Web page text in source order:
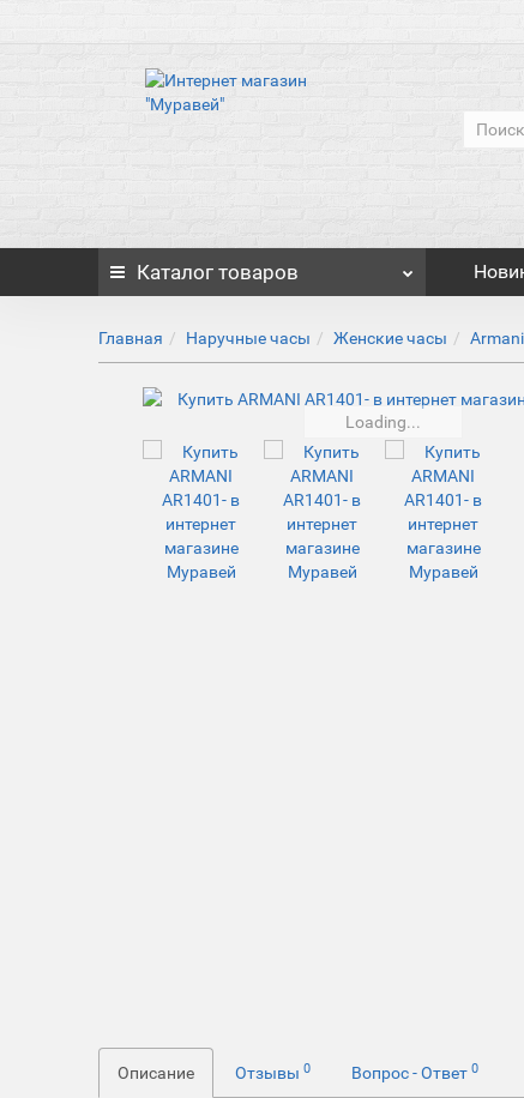
Каталог товаров
Главная Наручные часы Женские часы Armani
Loading...
Описание Отзывы0 Вопрос - Ответ0